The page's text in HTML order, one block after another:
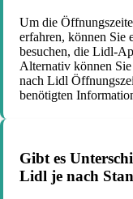
Um die
erfahren, können Sie
besuchen, die Lidl-
Alternativ können
nach Lidl
benötigten
Gibt es
Lidl je nach